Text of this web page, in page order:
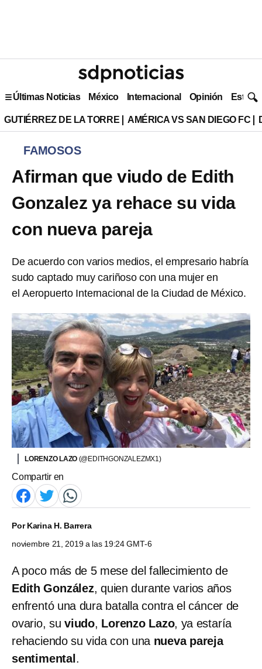
Últimas Noticias México Internacional Opinión Estilo
GUTIÉRREZ DE LA TORRE AMÉRICA VS SAN DIEGO FC
FAMOSOS
Afirman que viudo de Edith
Gonzalez ya rehace su vida
con nueva pareja
De acuerdo con varios medios, el empresario habría
sudo captado muy cariñoso con una mujer en
el Aeropuerto Internacional de la Ciudad de México.
LORENZO LAZO (@EDITHGONZALEZMX1)
Compartir en
PorKarina H. Barrera
noviembre 21, 2019 a las 19:24 GMT-6
A poco más de 5 mese del fallecimiento de
Edith González, quien durante varios años
enfrentó una dura batalla contra el cáncer de
ovario, suviudo, Lorenzo Lazo, ya estaría
rehaciendo su vida con una nueva pareja
sentimental .